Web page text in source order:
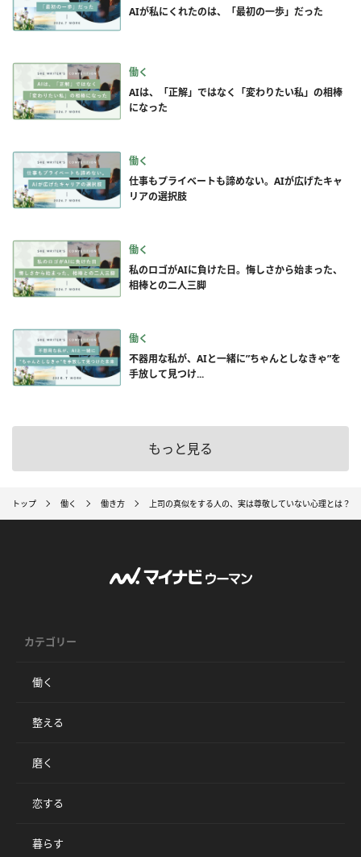
AIが私にくれたのは、「最初の一歩」だった
働く
AIは、「正解」ではなく「変わりたい私」の相棒
になった
働く
仕事もプライベートも諦めない。AIが広げたキャ
リアの選択肢
働く
私のロゴがAIに負けた日。悔しさから始まった、
相棒との二人三脚
働く
不器用な私が、AIと一緒に”ちゃんとしなきゃ”を
手放して見つけ...
もっと見る
トップ 働く 働き方 上司の真似をする人の、実は尊敬していない心理とは？
カテゴリー
働く
整える
磨く
恋する
暮らす